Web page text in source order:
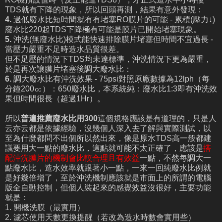
TDS就有下降的現象，所以回頭再測，結果有意外發現：
4. 過低廢水比短時間就有有堵塞RO膜片的可能 - 累積(壓力↓)
廢水比220起TDS下降極有可能是膜片已開始堵塞現象。
5. 沖洗(無廢水比)模式能快速排除膜片堵塞但時間不宜過長 -
當壓力嚴重不足時造水品質很差。
但不足壓的情況下TDS均未達標準，沖洗情況下更為嚴重，
於是再次讓膜片堵塞後調大廢水比：
6. 調大廢水比有沖洗效果 - 75psi對照原廠數據為12lph（每
分鐘200㏄）：650廢水比，本系統純：廢水比1:3即有沖洗效
果但時間很長（超過1Hr）。
所以普遍推薦廢水比用300這個規格應該是有道理的，只是人
云亦云都是依據經驗，沒幾個人深入去了解與實際測試，以
至為什麼都問不出個所以然出來，像是原水TDS高一般都建
議要用大一點的廢水比，這點就可能不太正確了，應該是搭
配沖洗膜片的機制會比較合理且有效益一點，不然每調大一
點廢水比，造水效率就跟著小一點，一來一回純廢水比例就
是好幾倍增了，至於沖洗機制應該就是市面上的所謂的電腦
版全自動控制，但個人裝起來的感覺效益沒很好，主要功能
就是：
1. 開機洗膜（最實用）
2. 濾芯使用天數更換提醒（若改為造水時數會實用些）